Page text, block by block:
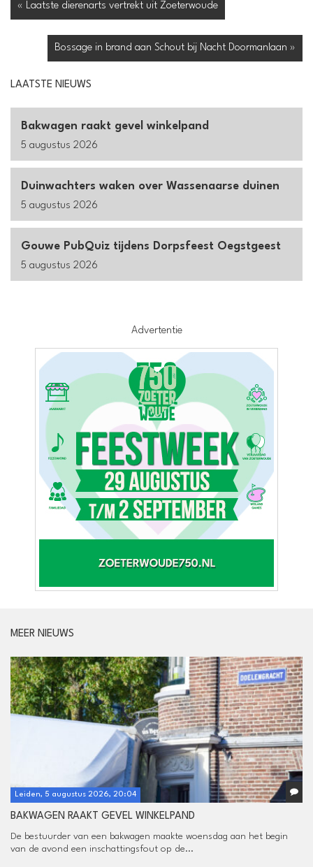
« Laatste dierenarts vertrekt uit Zoeterwoude
Bossage in brand aan Schout bij Nacht Doormanlaan »
LAATSTE NIEUWS
Bakwagen raakt gevel winkelpand
5 augustus 2026
Duinwachters waken over Wassenaarse duinen
5 augustus 2026
Gouwe PubQuiz tijdens Dorpsfeest Oegstgeest
5 augustus 2026
Advertentie
MEER NIEUWS
Leiden, 5 augustus 2026, 20:04
BAKWAGEN RAAKT GEVEL WINKELPAND
De bestuurder van een bakwagen maakte woensdag aan het begin
van de avond een inschattingsfout op de...